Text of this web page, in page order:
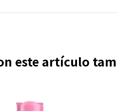
este artículo